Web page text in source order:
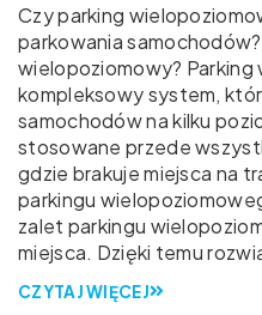
Czy parking
parkowania
wielopoziomowy?
kompleksowy system,
samochodów na kilku
stosowane przede
gdzie brakuje miejsca na
parkingu
zalet parkingu
miejsca. Dzięki temu
CZYTAJ WIĘCEJ